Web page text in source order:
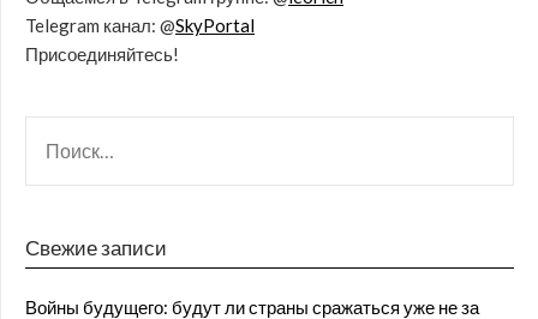
Telegram канал: @SkyPortal
Присоединяйтесь!
Свежие записи
Войны будущего: будут ли страны сражаться уже не за